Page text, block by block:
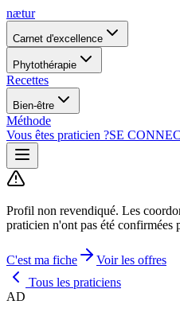
nætur
Carnet d'excellence
Phytothérapie
Recettes
Bien-être
Méthode
Vous êtes praticien ?SE
Profil non revendiqué. Les
praticien n'ont pas été confirmées
C'est ma fiche
Voir les offres
Tous les praticiens
AD